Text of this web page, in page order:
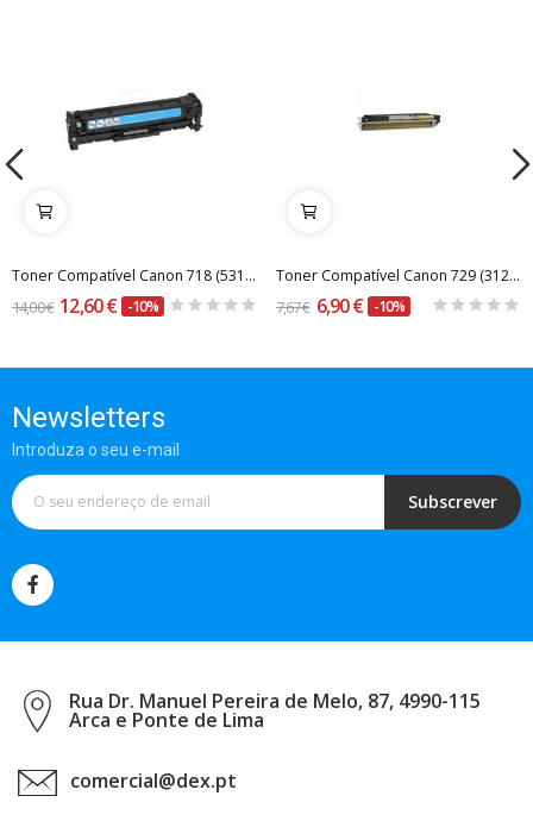
Toner Compatível Canon 718 (531a) Azul
14,00 € 12,60 € -10%
Toner Compatível Canon 729 (312a) Amarelo
7,67 € 6,90 € -10%
Newsletters
Introduza o seu e-mail
Subscrever
Rua Dr. Manuel Pereira de Melo, 87, 4990-115
Arca e Ponte de Lima
comercial@dex.pt